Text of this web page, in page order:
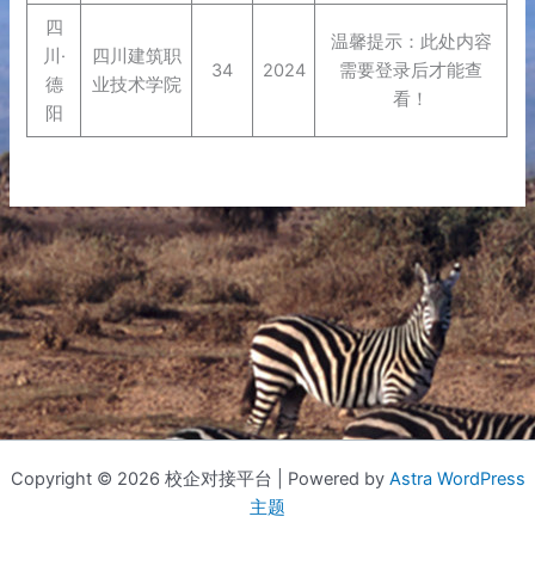
四
川·
德
阳
四川建筑职
业技术学院
34 2024
温馨提示：此处内容
需要登录后才能查
看！
Copyright © 2026 校企对接平台 | Powered by Astra WordPress
主题